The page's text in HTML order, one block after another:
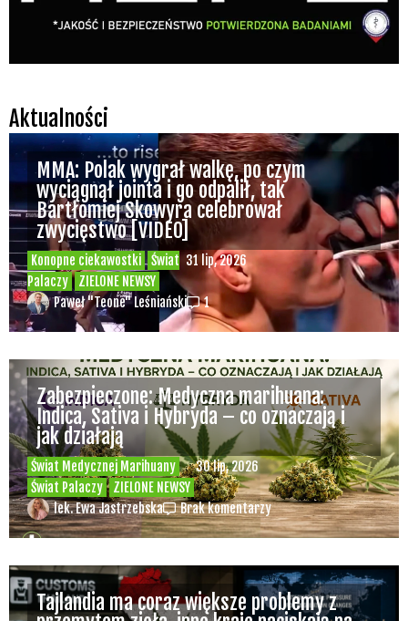
Aktualności
Konopne ciekawostki
Świat
Palaczy
ZIELONE NEWSY
31 lip, 2026
MMA: Polak wygrał walkę, po czym
wyciągnął jointa i go odpalił, tak
Bartłomiej Skowyra celebrował
zwycięstwo [VIDEO]
Paweł "Teone" Leśniański 1
Świat Medycznej Marihuany
Świat Palaczy
ZIELONE NEWSY
30 lip, 2026
Zabezpieczone: Medyczna marihuana:
Indica, Sativa i Hybryda – co oznaczają i
jak działają
lek. Ewa Jastrzebska Brak komentarzy
Tajlandia ma coraz większe problemy z